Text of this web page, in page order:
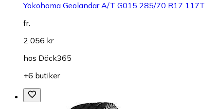
Yokohama Geolandar A/T G015 285/70 R17 117T
fr.
2 056 kr
hos Däck365
+6 butiker